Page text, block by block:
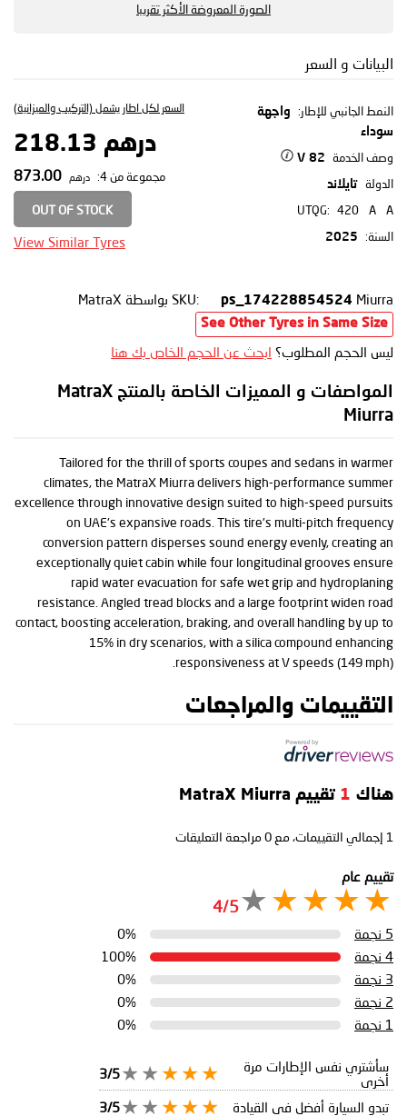
الصورة المعروضة الأكثر تقريبا
البيانات و السعر
النمط الجانبي للإطار:
واجهة
سوداء
وصف الخدمة 82 V
الدولة تايلاند
UTQG: 420 A
A
السنة:
2025
السعر لكل اطار يشمل (التركيب والميزانية)
درهم 218.13
مجموعة من 4: درهم
OUT OF STOCK
View Similar Tyres
SKU: ps_174228854524 Miurra بواسطة MatraX
See Other Tyres in Same Size
ليس الحجم المطلوب؟ ابحث عن الحجم الخاص بك هنا
المواصفات و المميزات الخاصة بالمنتج MatraX
Miurra
Tailored for the thrill of sports coupes and sedans in warmer
climates, the MatraX Miurra delivers high-performance summer
excellence through innovative design suited to high-speed pursuits
on UAE's expansive roads. This tire's multi-pitch frequency
conversion pattern disperses sound energy evenly, creating an
exceptionally quiet cabin while four longitudinal grooves ensure
rapid water evacuation for safe wet grip and hydroplaning
resistance. Angled tread blocks and a large footprint widen road
contact, boosting acceleration, braking, and overall handling by up to
15% in dry scenarios, with a silica compound enhancing
responsiveness at V speeds (149 mph).
التقييمات والمراجعات
هناك 1 تقييم MatraX Miurra
1 إجمالي التقييمات، مع 0 مراجعة التعليقات
تقييم عام
4/5
5 نجمة
0%
4 نجمة
100%
3 نجمة
0%
2 نجمة
0%
1 نجمة
0%
سأشتري نفس الإطارات مرة
أخرى
3/5
تبدو السيارة أفضل في القيادة
3/5